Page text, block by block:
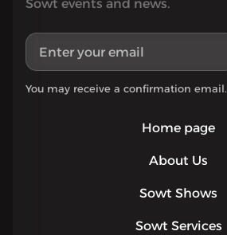
Home page
About Us
Sowt Shows
Sowt Services
Sowt events and news.
You may receive a confirmation email.